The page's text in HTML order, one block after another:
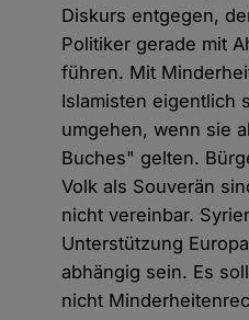
Diskurs entgegen,
Politiker gerade mit
führen. Mit
Islamisten eigentlich
umgehen, wenn sie
Buches" gelten.
Volk als Souverän
nicht vereinbar.
Unterstützung
abhängig sein. Es
nicht